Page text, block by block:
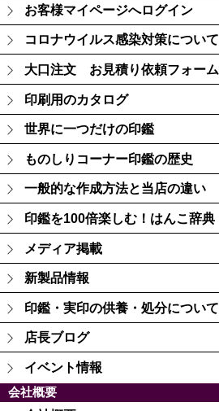
お客様マイページへログイン
コロナウイルス感染対策について
大口注文 お見積り依頼フォーム
印刷用のカタログ
世界に一つだけの印鑑
ものしりコーナー印鑑の歴史
一般的な作成方法と当店の違い
印鑑を100倍楽しむ！はんこ辞典
メディア掲載
新製品情報
印鑑・実印の供養・処分について
店長ブログ
イベント情報
会社概要